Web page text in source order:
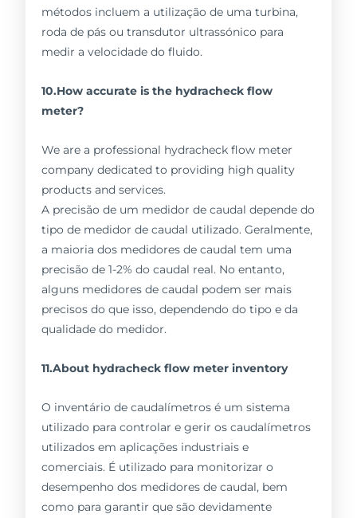
métodos incluem a utilização de uma turbina,
roda de pás ou transdutor ultrassónico para
medir a velocidade do fluido.
10.How accurate is the hydracheck flow
meter?
We are a professional hydracheck flow meter
company dedicated to providing high quality
products and services.
A precisão de um medidor de caudal depende do
tipo de medidor de caudal utilizado. Geralmente,
a maioria dos medidores de caudal tem uma
precisão de 1-2% do caudal real. No entanto,
alguns medidores de caudal podem ser mais
precisos do que isso, dependendo do tipo e da
qualidade do medidor.
11.About hydracheck flow meter inventory
O inventário de caudalímetros é um sistema
utilizado para controlar e gerir os caudalímetros
utilizados em aplicações industriais e
comerciais. É utilizado para monitorizar o
desempenho dos medidores de caudal, bem
como para garantir que são devidamente